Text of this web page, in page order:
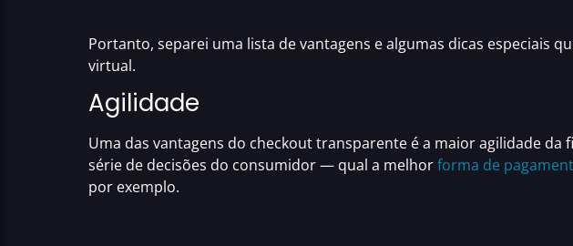
Portanto, separei uma lista de vantagens e algumas dicas especiais
virtual.
Agilidade
Uma das vantagens do checkout transparente é a maior agilidade da
série de decisões do consumidor — qual a melhorforma de
por exemplo.